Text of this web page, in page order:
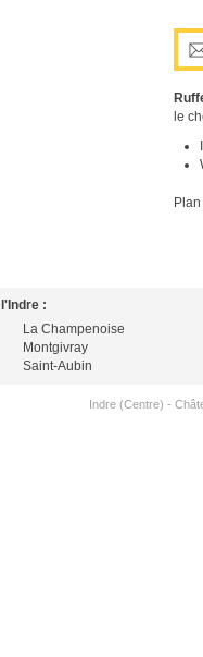
le
:
La Champenoise
Montgivray
Saint-Aubin
Indre (Centre) -